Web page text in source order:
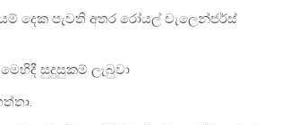
දෙක පැවති අතර රෝයල් චැලෙන්ජර්ස්
සුදුසුකම් ලැබුවා